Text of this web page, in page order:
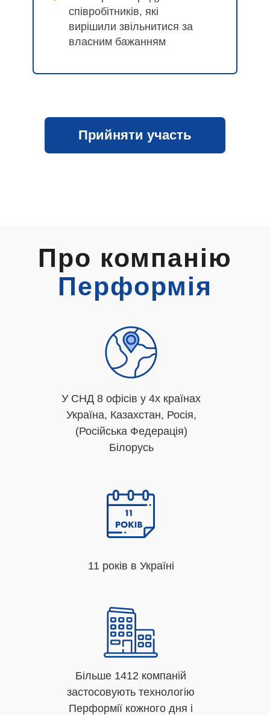
співробітників, які
вирішили звільнитися за
власним бажанням
Прийняти участь
Про компанію
Перформія
У СНД 8 офісів у 4х країнах
Україна, Казахстан, Росія,
(Російська Федерація)
Білорусь
11 років в Україні
Більше 1412 компаній
застосовують технологію
Перформії кожного дня і